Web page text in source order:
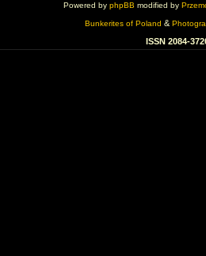
Powered by phpBB modified by
Bunkerites of Poland &
ISSN 2084-